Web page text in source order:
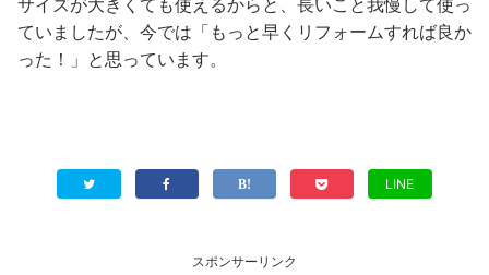
サイズが大きくても使えるからと、長いこと我慢して使っ
ていましたが、今では「もっと早くリフォームすれば良か
った！」と思っています。
LINE
スポンサーリンク